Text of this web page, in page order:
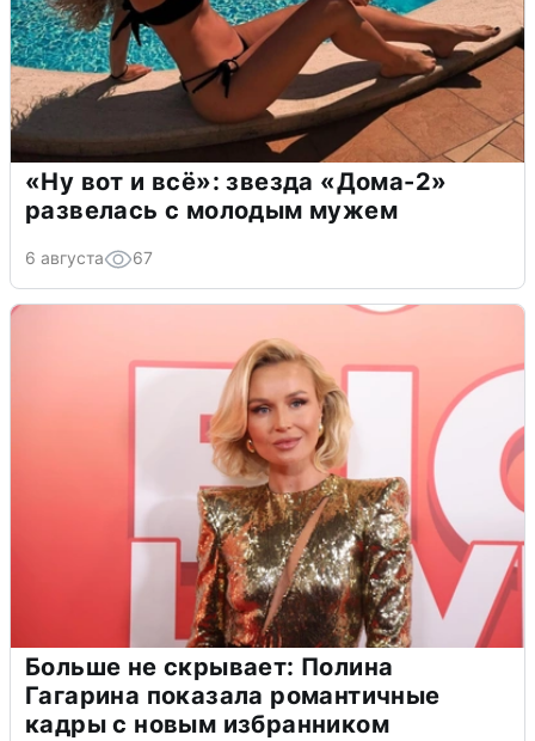
«Ну вот и всё»: звезда «Дома-2»
развелась с молодым мужем
6 августа 67
Больше не скрывает: Полина
Гагарина показала романтичные
кадры с новым избранником